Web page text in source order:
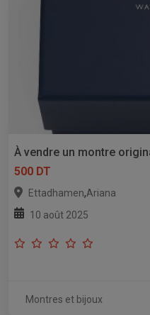
À vendre un montre
500 DT
Ettadhamen,Ariana
10 août 2025
Montres et bijoux